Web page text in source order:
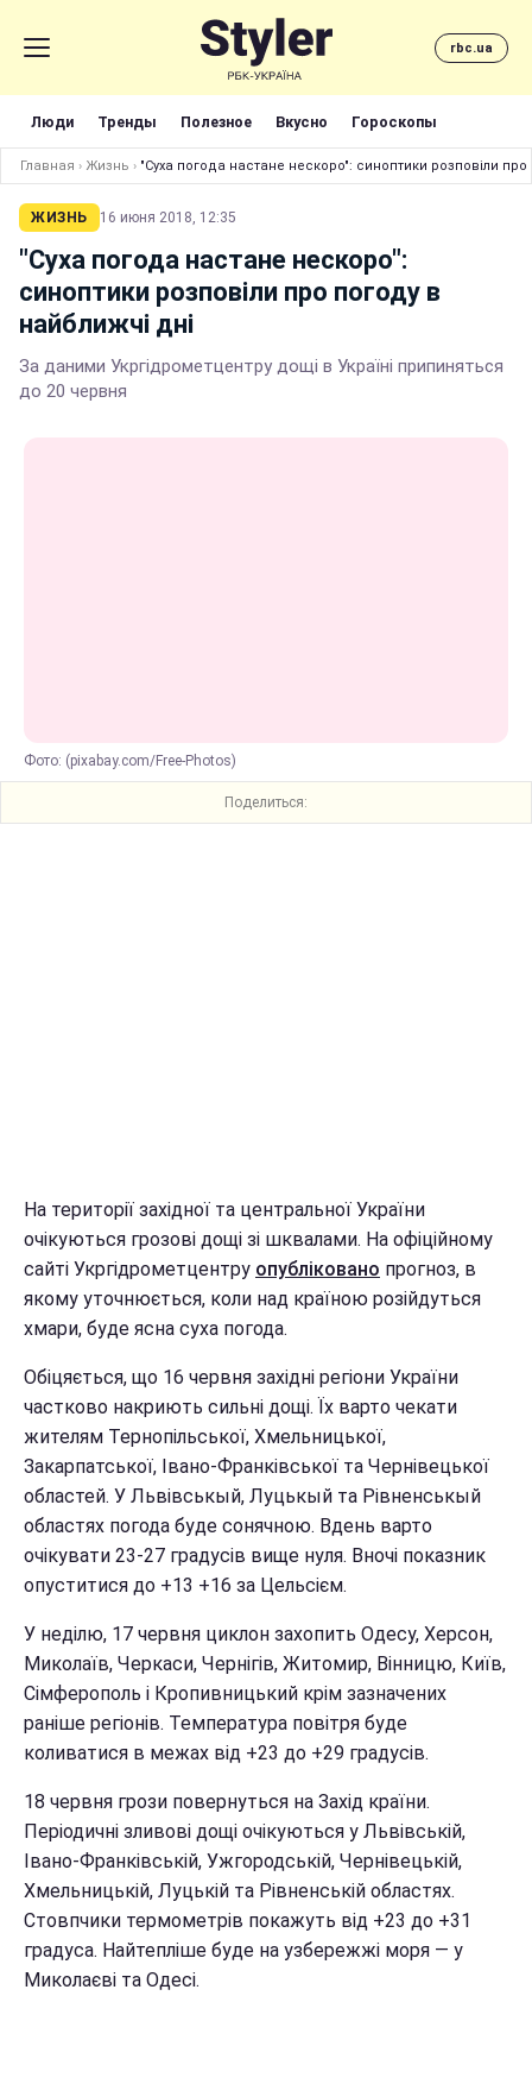
rbc.ua
Люди Тренды Полезное Вкусно Гороскопы
Главная › Жизнь › "Суха погода настане нескоро": синоптики розповіли
ЖИЗНЬ 16 июня 2018, 12:35
"Суха погода настане нескоро":
синоптики розповіли про погоду в
найближчі дні
За даними Укргідрометцентру дощі в Україні припиняться
до 20 червня
Фото: (pixabay.com/Free-Photos)
Поделиться:
На території західної та центральної України
очікуються грозові дощі зі шквалами. На офіційному
сайті Укргідрометцентру опубліковано прогноз, в
якому уточнюється, коли над країною розійдуться
хмари, буде ясна суха погода.
Обіцяється, що 16 червня західні регіони України
частково накриють сильні дощі. Їх варто чекати
жителям Тернопільської, Хмельницької,
Закарпатської, Івано-Франківської та Чернівецької
областей. У Львівськый, Луцькый та Рівненськый
областях погода буде сонячною. Вдень варто
очікувати 23-27 градусів вище нуля. Вночі показник
опуститися до +13 +16 за Цельсієм.
У неділю, 17 червня циклон захопить Одесу, Херсон,
Миколаїв, Черкаси, Чернігів, Житомир, Вінницю, Київ,
Сімферополь і Кропивницький крім зазначених
раніше регіонів. Температура повітря буде
коливатися в межах від +23 до +29 градусів.
18 червня грози повернуться на Захід країни.
Періодичні зливові дощі очікуються у Львівській,
Івано-Франківській, Ужгородській, Чернівецькій,
Хмельницькій, Луцькій та Рівненській областях.
Стовпчики термометрів покажуть від +23 до +31
градуса. Найтепліше буде на узбережжі моря — у
Миколаєві та Одесі.